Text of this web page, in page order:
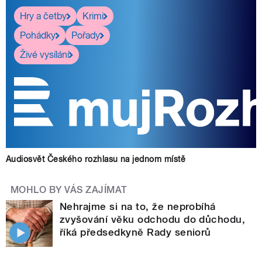
Hry a četby
Krimi
Pohádky
Pořady
Živé vysílání
Audiosvět Českého rozhlasu na jednom místě
MOHLO BY VÁS ZAJÍMAT
Nehrajme si na to, že neprobíhá
zvyšování věku odchodu do důchodu,
říká předsedkyně Rady seniorů